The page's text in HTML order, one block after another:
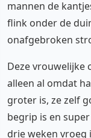
mannen de
flink onder de
onafgebroken
Deze vrouwelijke
alleen al omdat
groter is, ze zelf
begrip is en
drie weken vroeg